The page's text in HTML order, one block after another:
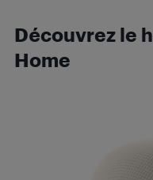
Découvrez le
Home